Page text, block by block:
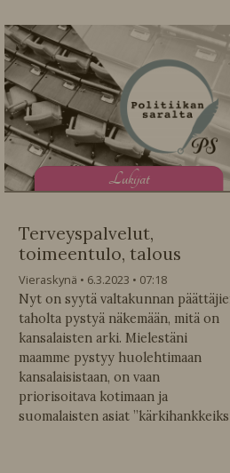
Lukijat
Terveyspalvelut,
toimeentulo, talous
Vieraskynä 6.3.2023
07:18
Nyt on syytä valtakunnan
taholta pystyä näkemään, mitä on
kansalaisten arki. Mielestäni
maamme pystyy huolehtimaan
kansalaisistaan, on vaan
priorisoitava kotimaan ja
suomalaisten asiat